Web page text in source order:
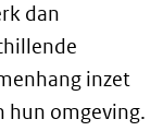
dan
inzet
hun omgeving.